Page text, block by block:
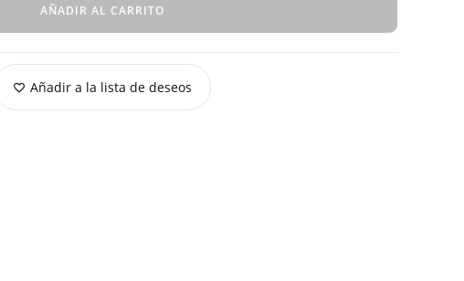
AÑADIR AL CARRITO
Añadir a la lista de deseos